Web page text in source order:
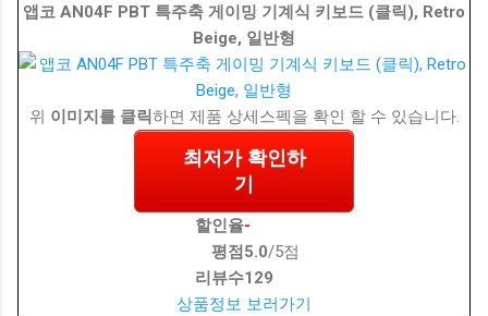
앱코 AN04F PBT 특주축 게이밍 기계식 키보드 (클릭), Retro
Beige, 일반형
위 이미지를 클릭하면 제품 상세스펙을 확인 할 수 있습니다.
최저가 확인하
기
할인율-
평점 5.0/5점
리뷰수129
상품정보 보러가기